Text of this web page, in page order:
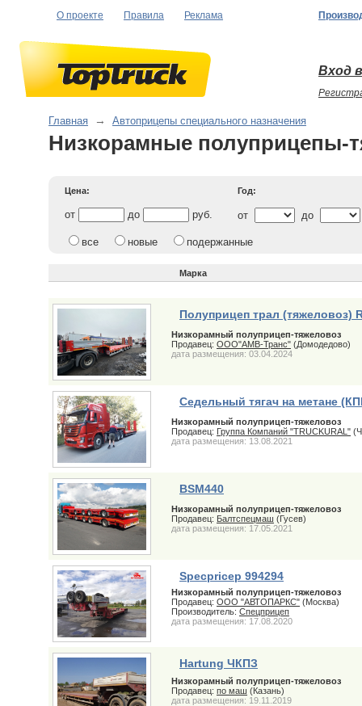
О проекте Правила Реклама
Вход
Главная → Автоприцепы специального назначения
Низкорамные полуприцепы-
Цена: Год:
от до руб. от до
все новые подержанные
Марка
Полуприцеп трал (тяжеловоз)
Низкорамный полуприцеп-тяжеловоз
Продавец: ООО"АМВ-Транс" (Домодедово)
дата размещения: 03.04.2024
Седельный тягач на метане
Низкорамный полуприцеп-тяжеловоз
Продавец: Группа Компаний "TRUCKURAL"
дата размещения: 13.08.2021
BSM440
Низкорамный полуприцеп-тяжеловоз
Продавец: Балтспецмаш (Гусев)
дата размещения: 17.05.2021
Specpricep 994294
Низкорамный полуприцеп-тяжеловоз
Продавец: ООО "АВТОПАРКС" (Москва)
Производитель: Спецприцеп
дата размещения: 17.08.2020
Hartung ЧКПЗ
Низкорамный полуприцеп-тяжеловоз
Продавец: по маш (Казань)
дата размещения: 19.11.2019